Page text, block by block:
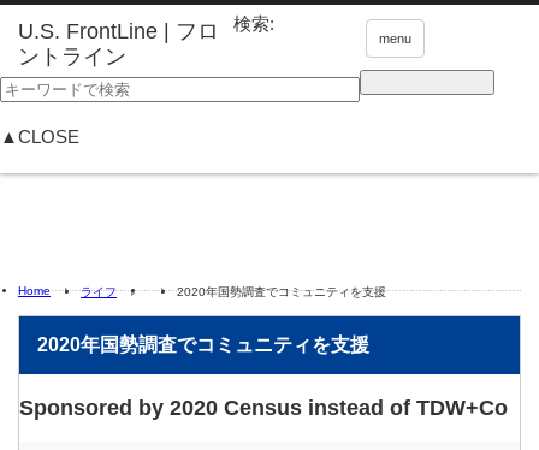
menu
検索:
▲CLOSE
Home ライフ 2020年国勢調査でコミュニティを支援
2020年国勢調査でコミュニティを支援
Sponsored by 2020 Census instead of TDW+Co